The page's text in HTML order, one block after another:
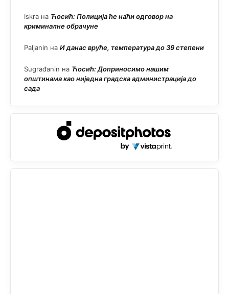
Iskra на Ћосић: Полиција ће наћи одговор на
криминалне обрачуне
Paljanin на И данас вруће, температура до 39 степени
Sugrađanin на Ћосић: Доприносимо нашим
општинама као ниједна градска администрација до
сада